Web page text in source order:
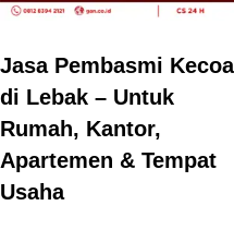
Jasa Pembasmi Kecoa
di Lebak – Untuk
Rumah, Kantor,
Apartemen & Tempat
Usaha